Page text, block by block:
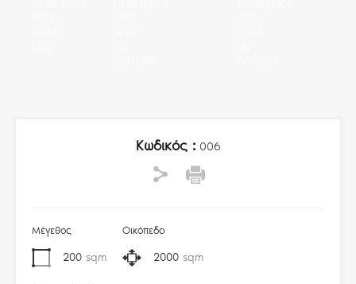
Κωδικός :006
Μέγεθος
200 sqm
Οικόπεδο
2000 sqm